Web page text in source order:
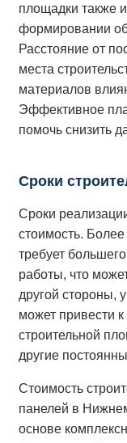
площадки также
формировании
Расстояние от
места
материалов
Эффективное
помочь снизить
Сроки
Сроки
стоимость. Более
требует
работы, что
другой стороны,
может привести
строительной
другие
Стоимость
панелей в
основе